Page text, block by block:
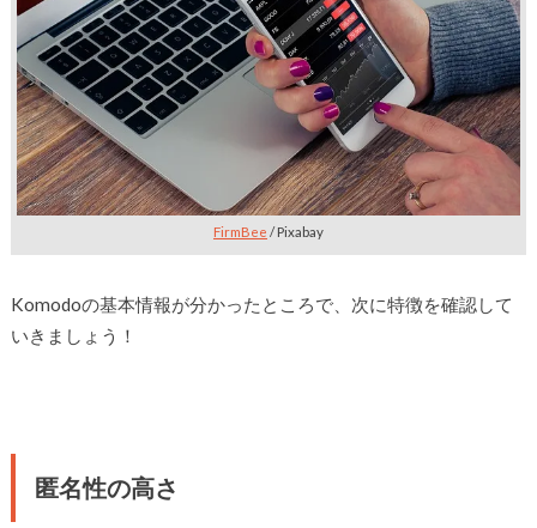
FirmBee / Pixabay
Komodoの基本情報が分かったところで、次に特徴を確認して
いきましょう！
匿名性の高さ